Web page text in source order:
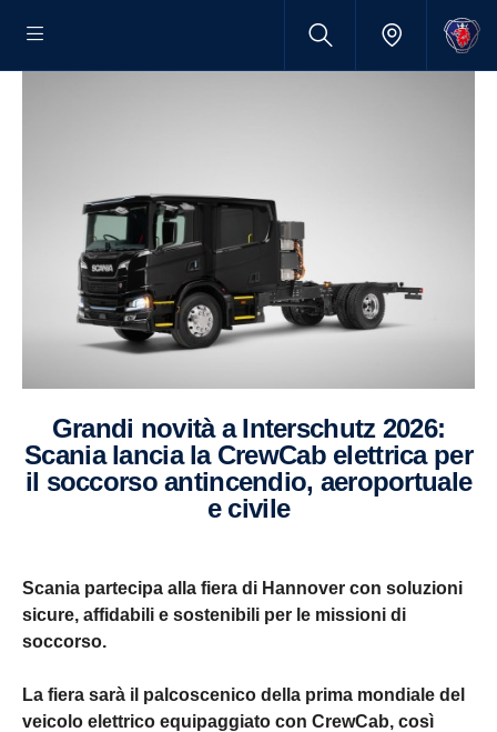
Grandi novità a Interschutz 2026:
Scania lancia la CrewCab elettrica per
il soccorso antincendio, aeroportuale
e civile
Scania partecipa alla fiera di Hannover con soluzioni
sicure, affidabili e sostenibili per le missioni di
soccorso.
La fiera sarà il palcoscenico della prima mondiale del
veicolo elettrico equipaggiato con CrewCab, così